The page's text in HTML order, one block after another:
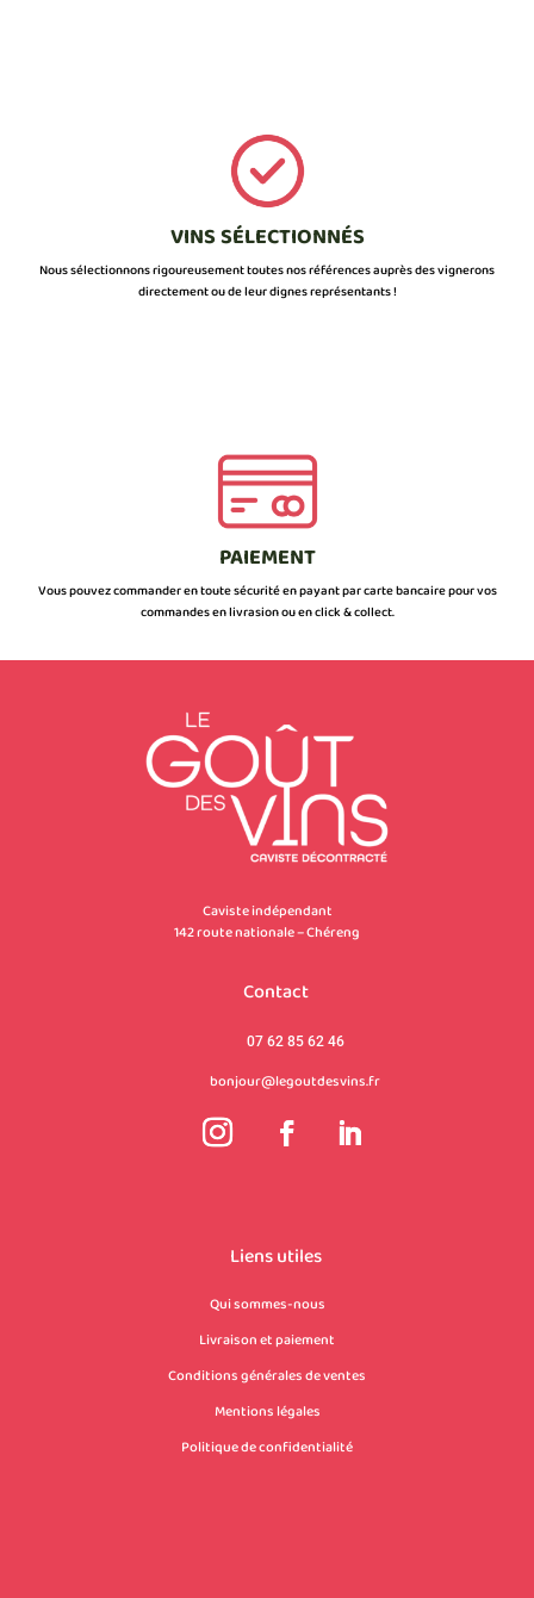
VINS SÉLECTIONNÉS
Nous sélectionnons rigoureusement toutes nos références auprès des vignerons
directement ou de leur dignes représentants !
PAIEMENT
Vous pouvez commander en toute sécurité en payant par carte bancaire pour vos
commandes en livrasion ou en click & collect.
Caviste indépendant
142 route nationale – Chéreng
Contact
07 62 85 62 46
bonjour@legoutdesvins.fr
Liens utiles
Qui sommes-nous
Livraison et paiement
Conditions générales de ventes
Mentions légales
Politique de confidentialité